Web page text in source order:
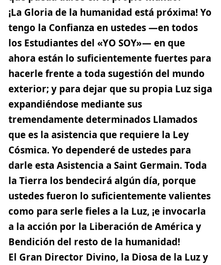
¡La Gloria de la humanidad está próxima! Yo
tengo la Confianza en ustedes —en todos
los Estudiantes del «YO SOY»— en que
ahora están lo suficientemente fuertes para
hacerle frente a toda sugestión del mundo
exterior; y para dejar que su propia Luz siga
expandiéndose mediante sus
tremendamente determinados Llamados
que es la asistencia que requiere la Ley
Cósmica. Yo dependeré de ustedes para
darle esta Asistencia a Saint Germain. Toda
la Tierra los bendecirá algún día, porque
ustedes fueron lo suficientemente valientes
como para serle fieles a la Luz, ¡e invocarla
a la acción por la Liberación de América y
Bendición del resto de la humanidad!
El Gran Director Divino, la Diosa de la Luz y